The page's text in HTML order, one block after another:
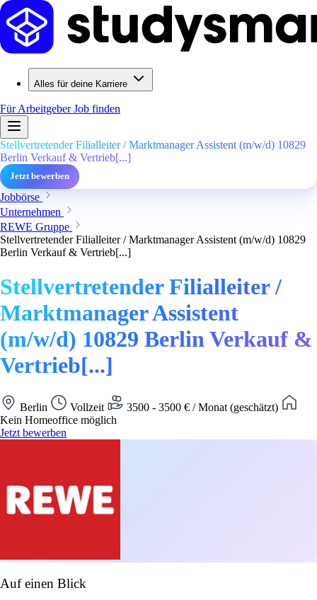
Alles für deine Karriere
Für ArbeitgeberJob finden
Stellvertretender Filialleiter / Marktmanager Assistent (m/w/d) 10829
Berlin Verkauf & Vertrieb[...]
Jetzt bewerben
Jobbörse
Unternehmen
REWE Gruppe
Stellvertretender Filialleiter / Marktmanager Assistent (m/w/d) 10829
Berlin Verkauf & Vertrieb[...]
Stellvertretender Filialleiter /
Marktmanager Assistent
(m/w/d) 10829 Berlin Verkauf &
Vertrieb[...]
Berlin Vollzeit
3500 - 3500 € / Monat (geschätzt)
Kein Homeoffice möglich
Jetzt bewerben
Auf einen Blick